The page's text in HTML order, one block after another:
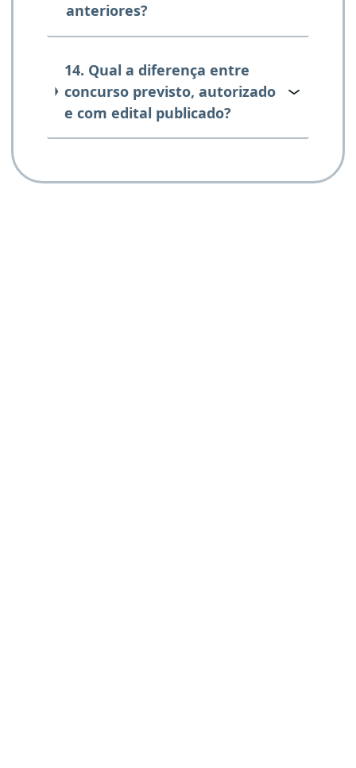
anteriores?
14. Qual a diferença entre
concurso previsto, autorizado
e com edital publicado?